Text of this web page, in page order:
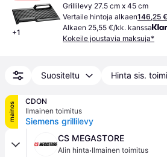
+1
Grillilevy 27.5 cm x 45 cm
Vertaile hintoja alkaen146,25 €
Alkaen 25,55 €/kk. kanssa
Kokeile joustavia maksuja*
Suositeltu Hinta sis.
mainos
CDON
Ilmainen toimitus
Siemens grillilevy
CS MEGASTORE
Alin hinta·Ilmainen toimitus